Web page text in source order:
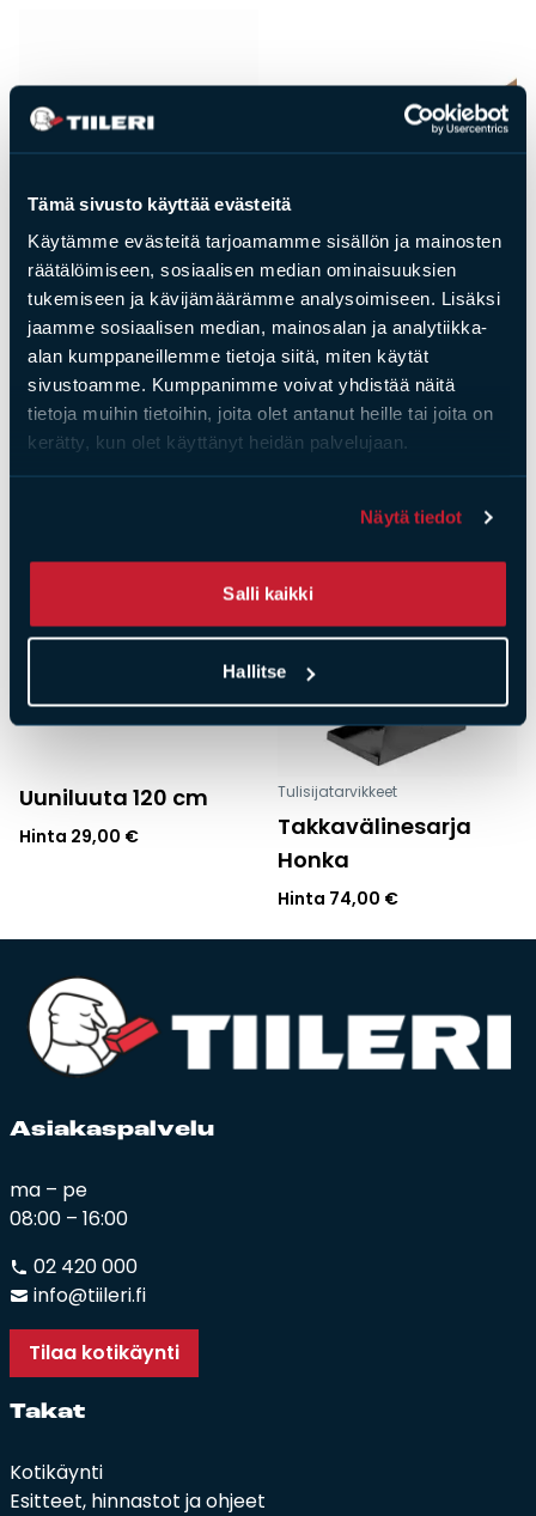
Tämä sivusto käyttää evästeitä
Käytämme evästeitä tarjoamamme sisällön ja mainosten
räätälöimiseen, sosiaalisen median ominaisuuksien
tukemiseen ja kävijämäärämme analysoimiseen. Lisäksi
jaamme sosiaalisen median, mainosalan ja analytiikka-
alan kumppaneillemme tietoja siitä, miten käytät
sivustoamme. Kumppanimme voivat yhdistää näitä
tietoja muihin tietoihin, joita olet antanut heille tai joita on
kerätty, kun olet käyttänyt heidän palvelujaan.
Näytä tiedot
Salli kaikki
Hallitse
Laastit
Kiukaat ja kiuaskivet
Outlet
Käyttöehdot
Peruuta verkkokauppatilauksesi
Yhteystiedot
Tuhkalapio
Hinta28,90€
Tulisijatarvikkeet
Hiilikola 70 cm
Hinta26,90€
Uuniluuta 120 cm
Hinta 29,00 €
Tulisijatarvikkeet
Takkavälinesarja
Honka
Hinta 74,00 €
Asia­kas­pal­ve­lu
ma – pe
08:00 – 16:00
02 420 000
info@tiileri.fi
Tilaa kotikäynti
Ta­kat
Kotikäynti
Esitteet, hinnastot ja ohjeet